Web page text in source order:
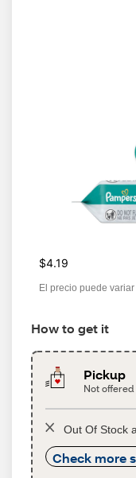
$4.19
El precio puede
How to get it
Pickup
Not
Out Of Stock
Check more